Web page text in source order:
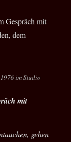
Gespräch mit
dem
im Studio
mit
gehen